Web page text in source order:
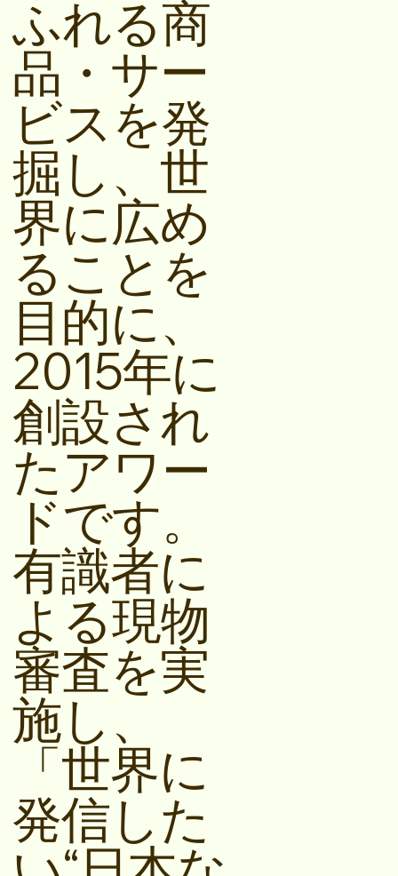
ふれる商
品・サー
ビスを発
掘し、世
界に広め
ることを
目的に、
2015年に
創設され
たアワー
ドです。
有識者に
よる現物
審査を実
施し、
「世界に
発信した